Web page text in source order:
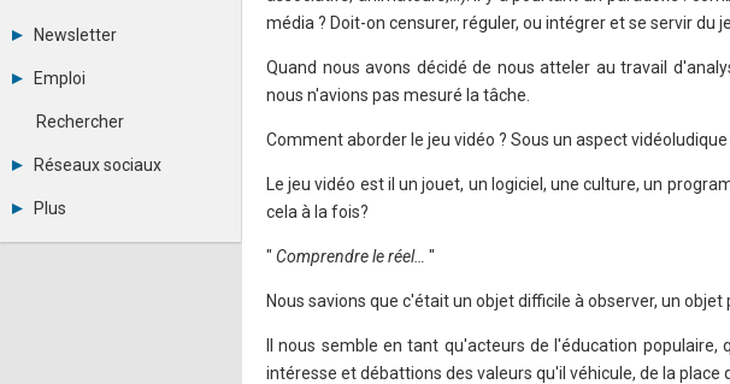
Tous les forums
Se connecter
Messages privés
Contacter un modérateur
Newsletter
Archives
Abonnement
Emploi
Consulter les annonces
Observatoire de l'emploi
Rechercher
Réseaux sociaux
LinkedIn
Plus
Annonceurs
média ? Doit-on censurer, réguler, ou intégrer et se servir du
Quand nous avons décidé de nous atteler au travail
nous n'avions pas mesuré la tâche.
Comment aborder le jeu vidéo ? Sous un aspect
Le jeu vidéo est il un jouet, un logiciel, une culture, un
cela à la fois?
" Comprendre le réel… "
Nous savions que c'était un objet difficile à observer, un
Il nous semble en tant qu'acteurs de l'éducation
intéresse et débattions des valeurs qu'il véhicule, de la place